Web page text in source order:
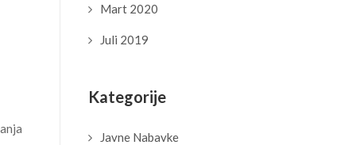
Mart 2020
Juli 2019
Kategorije
Javne Nabavke